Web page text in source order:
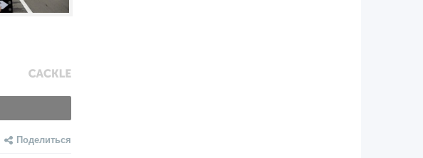
Поделиться